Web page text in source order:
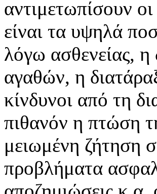
αντιμετωπίσουν
είναι τα υψηλά
λόγω ασθενείας,
αγαθών, η
κίνδυνοι από τη
πιθανόν η πτώση
μειωμένη ζήτηση
προβλήματα